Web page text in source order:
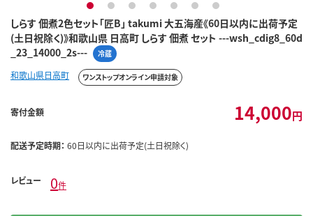
しらす 佃煮2色セット「匠B」 takumi 大五海産《60日以内に出荷予定
(土日祝除く)》和歌山県 日高町 しらす 佃煮 セット ---wsh_cdig8_60d
_23_14000_2s---
冷蔵
1 2 3 4 5 6 7
和歌山県日高町 ワンストップオンライン申請対象
寄付金額 14,000円
配送予定時期： 60日以内に出荷予定(土日祝除く)
レビュー 0件